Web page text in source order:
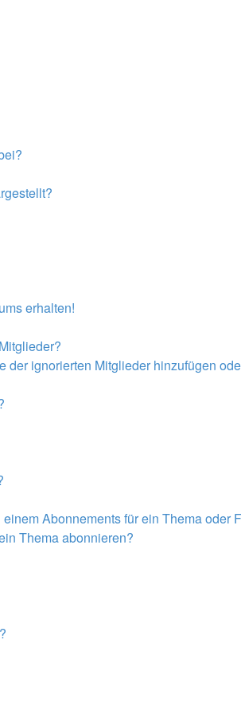
erhalten!
ignorierten Mitglieder hinzufügen
Abonnements für ein Thema oder
Thema abonnieren?